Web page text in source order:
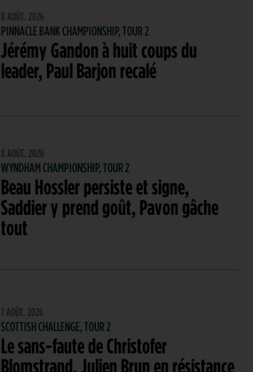
8 AOÛT. 2026
PINNACLE BANK CHAMPIONSHIP, TOUR 2
Jérémy Gandon à huit coups du
leader, Paul Barjon recalé
8 AOÛT. 2026
WYNDHAM CHAMPIONSHIP, TOUR 2
Beau Hossler persiste et signe,
Saddier y prend goût, Pavon gâche
tout
7 AOÛT. 2026
SCOTTISH CHALLENGE, TOUR 2
Le sans-faute de Christofer
Blomstrand. Julien Brun en résistance